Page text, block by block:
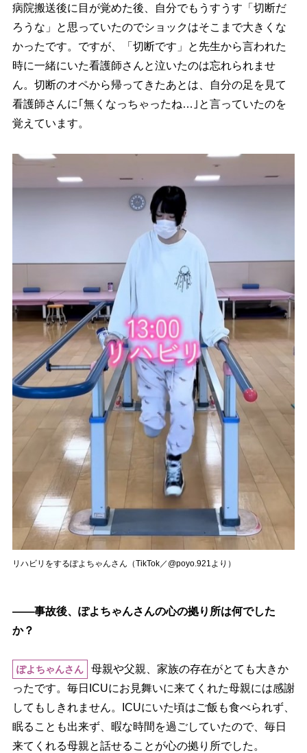
病院搬送後に目が覚めた後、自分でもうすうす「切断だ
ろうな」と思っていたのでショックはそこまで大きくな
かったです。ですが、「切断です」と先生から言われた
時に一緒にいた看護師さんと泣いたのは忘れられませ
ん。切断のオペから帰ってきたあとは、自分の足を見て
看護師さんに｢無くなっちゃったね…｣と言っていたのを
覚えています。
リハビリをするぽよちゃんさん（TikTok／@poyo.921より）
――事故後、ぽよちゃんさんの心の拠り所は何でした
か？
ぽよちゃんさん
母親や父親、家族の存在がとても大きか
ったです。毎日ICUにお見舞いに来てくれた母親には感謝
してもしきれません。ICUにいた頃はご飯も食べられず、
眠ることも出来ず、暇な時間を過ごしていたので、毎日
来てくれる母親と話せることが心の拠り所でした。